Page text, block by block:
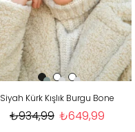
Siyah Kürk Kışlık Burgu Bone
₺649,99
₺934,99